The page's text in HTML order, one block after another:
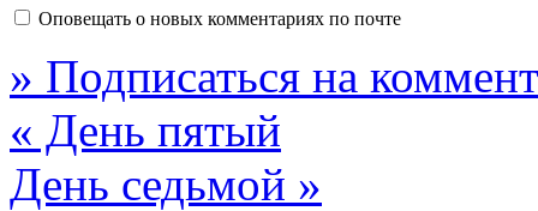
Оповещать о новых комментариях по почте
» Подписаться на
« День пятый
День седьмой »